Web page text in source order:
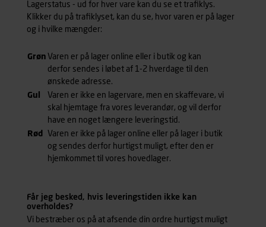
formål at spore besøgende på vores hjemmeside og
apps med henblik på markedsføring, herunder vise
annoncer, der er relevante (profilering). Til dette formål
platforme (hjemmeside og app), herunder færden på
siderne, tidspunkt, hvad der klikkes på, sider/indhold der
besøges, browsertype, søgeord, IP-adresse,
informationer om enhedstype (computer, smartphone
mv.) samt de features, der anvendes.
Vi henviser endvidere til vorespersondatapolitik
indeholder yderligere information om behandling af
personoplysninger.
Lagerstatus - ud for hver vare kan du se et trafiklys.
Klikker du på trafiklyset, kan du se, hvor varen er på lager
og i hvilke mængder:
Grøn Varen er på lager online eller i butik og kan
derfor sendes i løbet af 1-2 hverdage til den
ønskede adresse.
Gul
Varen er ikke en lagervare, men en skaffevare, vi
skal hjemtage fra vores leverandør, og vil derfor
have en noget længere leveringstid.
Rød
Varen er ikke på lager online eller på lager i butik
og sendes derfor hurtigst muligt, efter den er
hjemkommet til vores hovedlager.
Får jeg besked, hvis leveringstiden ikke kan
overholdes?
Vi bestræber os på at afsende din ordre hurtigst muligt